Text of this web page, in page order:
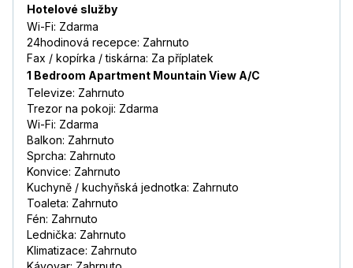
Hotelové služby
Wi-Fi: Zdarma
24hodinová recepce: Zahrnuto
Fax / kopírka / tiskárna: Za příplatek
1 Bedroom Apartment Mountain View A/C
Televize: Zahrnuto
Trezor na pokoji: Zdarma
Wi-Fi: Zdarma
Balkon: Zahrnuto
Sprcha: Zahrnuto
Konvice: Zahrnuto
Kuchyně / kuchyňská jednotka: Zahrnuto
Toaleta: Zahrnuto
Fén: Zahrnuto
Lednička: Zahrnuto
Klimatizace: Zahrnuto